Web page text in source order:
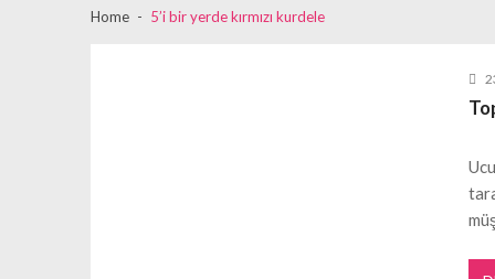
Home 5’i bir yerde kırmızı kurdele